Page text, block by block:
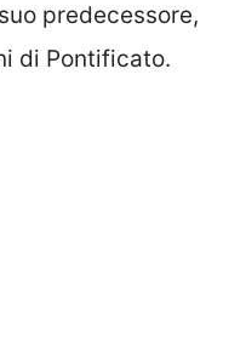
predecessore,
di Pontificato.